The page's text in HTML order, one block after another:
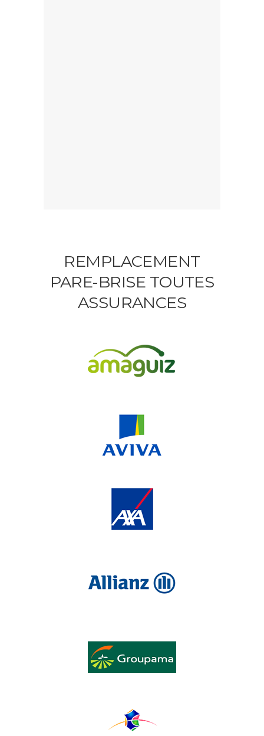
REMPLACEMENT
PARE-BRISE TOUTES
ASSURANCES